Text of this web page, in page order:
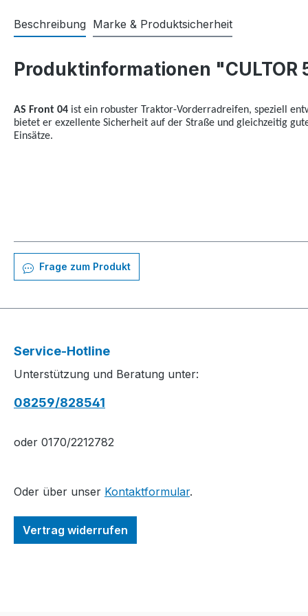
Beschreibung Marke & Produktsicherheit
Produktinformationen "CULTOR
AS Front 04 ist ein robuster Traktor-Vorderradreifen, speziell
bietet er exzellente Sicherheit auf der Straße und gleichzeitig
Einsätze.
Frage zum Produkt
Service-Hotline
Unterstützung und Beratung unter:
08259/828541
oder 0170/2212782
Oder über unser Kontaktformular.
Vertrag widerrufen